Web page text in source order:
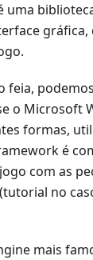
uma
gráfica,
feia,
o Microsoft
formas,
é
com as
no
mais